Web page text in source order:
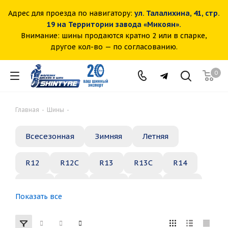
Адрес для проезда по навигатору: ул. Талалихина, 41, стр.
19 на Территории завода «Микоян».
Внимание: шины продаются кратно 2 или в спарке,
другое кол-во — по согласованию.
0
Главная - Шины -
Всесезонная Зимняя Летняя
R12 R12C R13 R13C R14
Показать все